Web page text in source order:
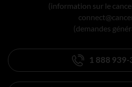
(information sur le
(demandes
1 888